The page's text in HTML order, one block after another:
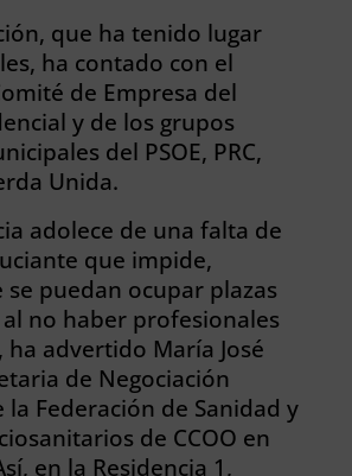
que ha tenido lugar
ha contado con el
de Empresa del
y de los grupos
del PSOE, PRC,
Unida.
adolece de una falta de
que impide,
se puedan ocupar plazas
no haber profesionales
ha advertido María José
de Negociación
la Federación de Sanidad y
de CCOO en
en la Residencia 1,